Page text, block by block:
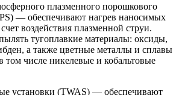
плазменного порошкового
— обеспечивают нагрев наносимых
воздействия плазменной струи.
тугоплавкие материалы: оксиды,
а также цветные металлы и сплавы
том числе никелевые и кобальтовые
установки (TWAS) — обеспечивают